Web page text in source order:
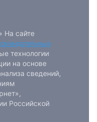
На сайте
технологии
на основе
сведений,
Российской